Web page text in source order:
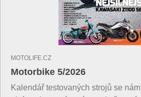
MOTOLIFE.CZ
Motorbike 5/2026
Kalendář testovaných strojů se